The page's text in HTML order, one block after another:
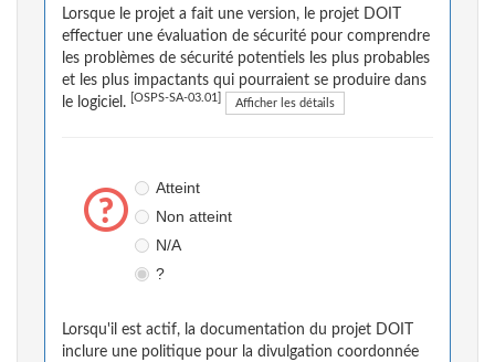
Lorsque le projet a fait une version, le projet DOIT
effectuer une évaluation de sécurité pour comprendre
les problèmes de sécurité potentiels les plus probables
et les plus impactants qui pourraient se produire dans
le logiciel.
[OSPS-SA-03.01] Afficher les détails
Atteint
Non atteint
N/A
?
Lorsqu'il est actif, la documentation du projet DOIT
inclure une politique pour la divulgation coordonnée